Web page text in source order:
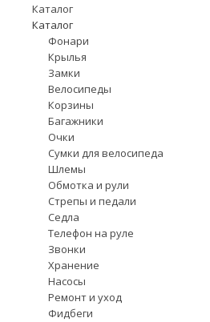
Каталог
Каталог
Фонари
Крылья
Замки
Велосипеды
Корзины
Багажники
Очки
Сумки для велосипеда
Шлемы
Обмотка и рули
Стрепы и педали
Седла
Телефон на руле
Звонки
Хранение
Насосы
Ремонт и уход
Фидбеги